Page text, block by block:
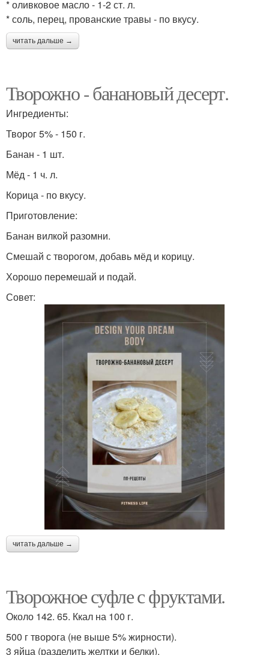
* оливковое масло - 1-2 ст. л.
* соль, перец, прованские травы - по вкусу.
читать дальше →
Творожно - банановый десерт.
Ингредиенты:
Творог 5% - 150 г.
Банан - 1 шт.
Мёд - 1 ч. л.
Корица - по вкусу.
Приготовление:
Банан вилкой разомни.
Смешай с творогом, добавь мёд и корицу.
Хорошо перемешай и подай.
Совет:
читать дальше →
Творожное суфле с фруктами.
Около 142. 65. Ккал на 100 г.
500 г творога (не выше 5% жирности).
3 яйца (разделить желтки и белки).